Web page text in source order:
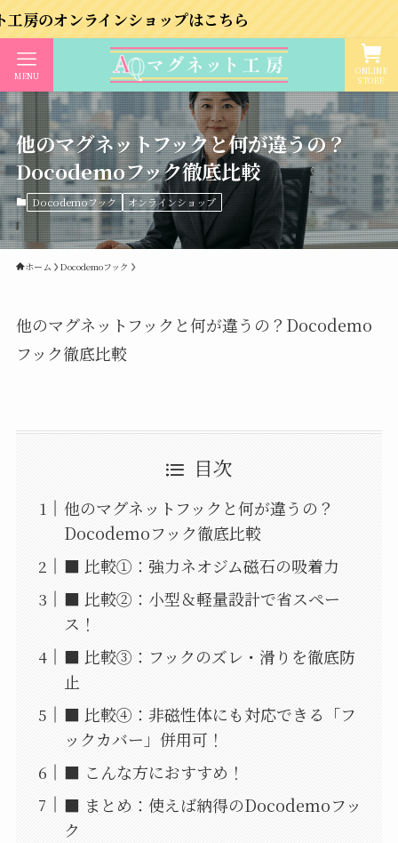
ンショップはこちら
ONLINE
STORE
MENU
他のマグネットフックと何が違うの？
Docodemoフック徹底比較
Docodemoフック オンラインショップ
ホーム Docodemoフック
他のマグネットフックと何が違うの？Docodemo
フック徹底比較
目次
他のマグネットフックと何が違うの？
Docodemoフック徹底比較
■ 比較①：強力ネオジム磁石の吸着力
■ 比較②：小型＆軽量設計で省スペー
ス！
■ 比較③：フックのズレ・滑りを徹底防
止
■ 比較④：非磁性体にも対応できる「フ
ックカバー」併用可！
■ こんな方におすすめ！
■ まとめ：使えば納得のDocodemoフッ
ク